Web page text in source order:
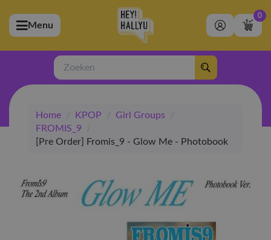
(Artiesten)
(Merchandise)
(Exclusive)
(Winkel)
Menu
0
Zoeken
Home / KPOP / Girl Groups
/
FROMIS_9
/
[Pre Order] Fromis_9 - Glow Me - Photobook